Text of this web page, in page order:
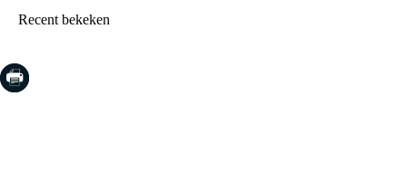
Recent bekeken